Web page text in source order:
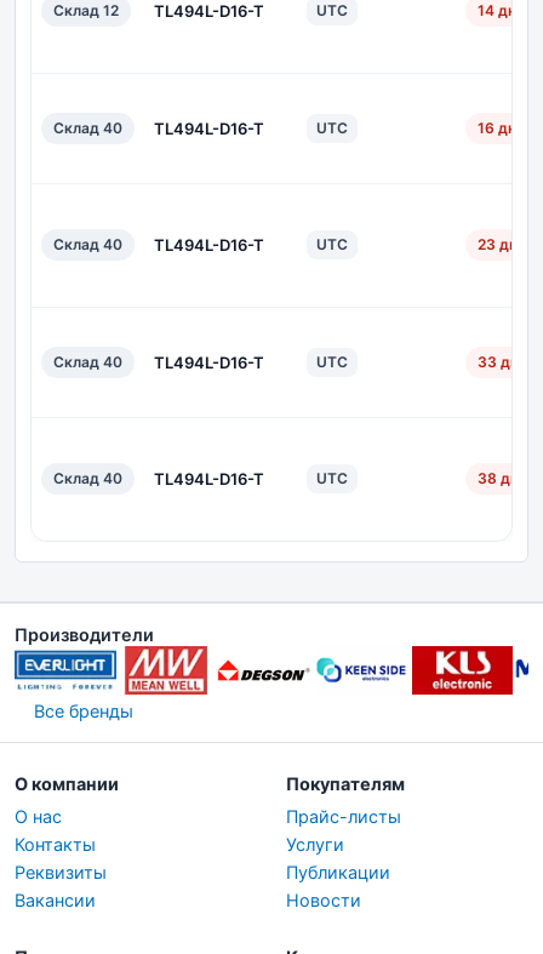
Склад 12 TL494L-D16-T UTC 14 дн.
Склад 40 TL494L-D16-T UTC 16 дн.
Склад 40 TL494L-D16-T UTC 23 дн.
Склад 40 TL494L-D16-T UTC 33 дн.
Склад 40 TL494L-D16-T UTC 38 дн.
Производители
Все бренды
О компании
О нас
Контакты
Реквизиты
Вакансии
Покупателям
Прайс-листы
Услуги
Публикации
Новости